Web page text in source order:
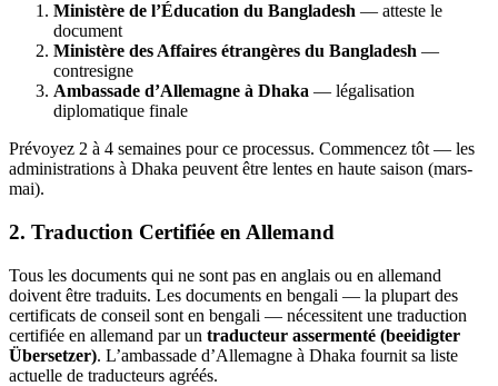
Ministère de l’Éducation du Bangladesh — atteste le
document
Ministère des Affaires étrangères du Bangladesh —
contresigne
Ambassade d’Allemagne à Dhaka — légalisation
diplomatique finale
Prévoyez 2 à 4 semaines pour ce processus. Commencez tôt — les
administrations à Dhaka peuvent être lentes en haute saison (mars-
mai).
2. Traduction Certifiée en Allemand
Tous les documents qui ne sont pas en anglais ou en allemand
doivent être traduits. Les documents en bengali — la plupart des
certificats de conseil sont en bengali — nécessitent une traduction
certifiée en allemand par un traducteur assermenté (beeidigter
Übersetzer). L’ambassade d’Allemagne à Dhaka fournit sa liste
actuelle de traducteurs agréés.